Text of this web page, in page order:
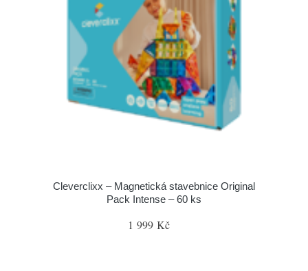
Cleverclixx – Magnetická stavebnice Original
Pack Intense – 60 ks
1 999 Kč